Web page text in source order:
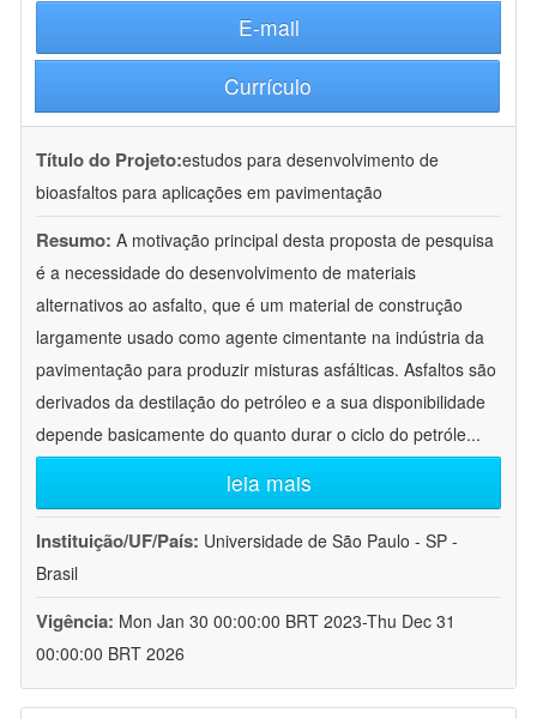
E-mail
Currículo
Título do Projeto:estudos para desenvolvimento de
bioasfaltos para aplicações em pavimentação
Resumo: A motivação principal desta proposta de pesquisa
é a necessidade do desenvolvimento de materiais
alternativos ao asfalto, que é um material de construção
largamente usado como agente cimentante na indústria da
pavimentação para produzir misturas asfálticas. Asfaltos são
derivados da destilação do petróleo e a sua disponibilidade
depende basicamente do quanto durar o ciclo do petróle...
leia mais
Instituição/UF/País: Universidade de São Paulo - SP -
Brasil
Vigência: Mon Jan 30 00:00:00 BRT 2023-Thu Dec 31
00:00:00 BRT 2026